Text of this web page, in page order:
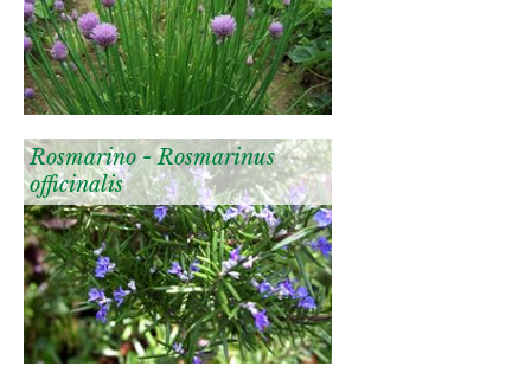
Rosmarino - Rosmarinus
officinalis